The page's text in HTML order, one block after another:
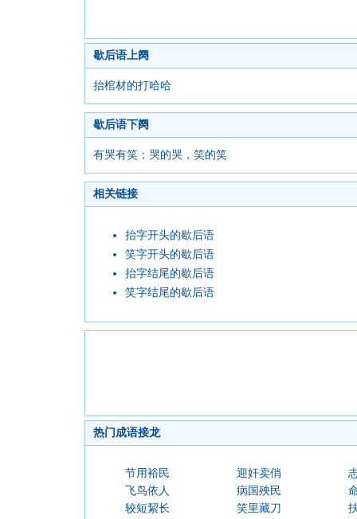
歇后语上阕
抬棺材的打哈哈
歇后语下阕
有哭有笑；哭的哭，笑的笑
相关链接
抬字开头的歇后语
笑字开头的歇后语
抬字结尾的歇后语
笑字结尾的歇后语
热门成语接龙
节用裕民 迎奸卖俏
飞鸟依人
病国殃民
较短絜长
笑里藏刀